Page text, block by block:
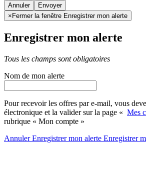
Annuler
× Fermer la fenêtre Enregistrer mon alerte
Enregistrer mon alerte
Tous les champs sont obligatoires
Nom de mon alerte
Pour recevoir les offres par e-mail, vous
électronique et la valider sur la page « Mes
rubrique « Mon compte »
AnnulerEnregistrer mon alerte Enregistrer